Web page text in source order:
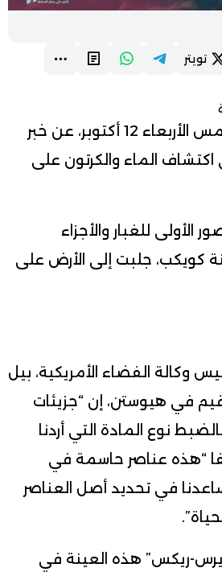
تويتر
كشفت وكالة ناسا، أمس الأربعاء 12 أكتوبر، عن خبر
اكتشاف الماء والكرتون على
للغبار والأجزاء
كويكب، جلبت إلى الأرض على
وكالة الفضاء الأمريكية، بيل
في هيوستن، إن “جزيئات
نوع المادة التي أردنا
“هذه عناصر حاسمة في
في تحديد أصل العناصر
ريكس” هذه العينة في